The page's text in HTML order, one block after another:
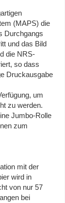
(MAPS) die
Durchgangs
und das Bild
die NRS-
so dass
Druckausgabe
um
zu werden.
Jumbo-Rolle
zum
mit der
wird in
von nur 57
bei